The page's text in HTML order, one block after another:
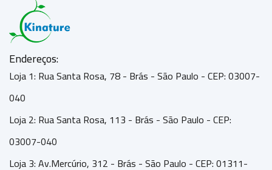
Endereços:
Loja 1: Rua Santa Rosa, 78 - Brás - São Paulo - CEP: 03007-
040
Loja 2: Rua Santa Rosa, 113 - Brás - São Paulo - CEP:
03007-040
Loja 3: Av.Mercúrio, 312 - Brás - São Paulo - CEP: 01311-